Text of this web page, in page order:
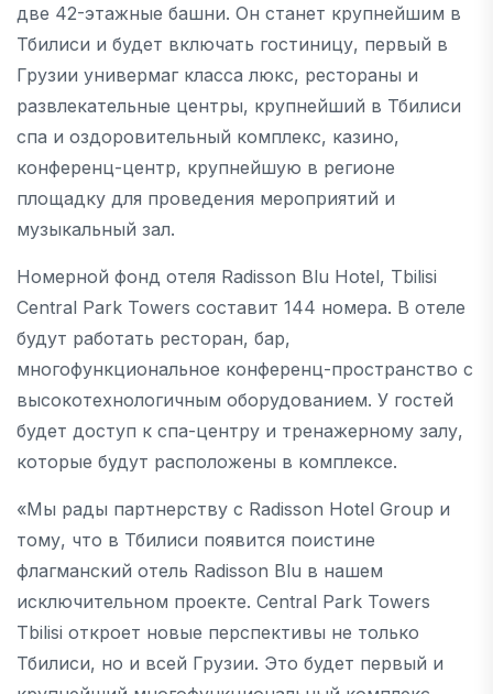
две 42-этажные башни. Он станет крупнейшим в
Тбилиси и будет включать гостиницу, первый в
Грузии универмаг класса люкс, рестораны и
развлекательные центры, крупнейший в Тбилиси
спа и оздоровительный комплекс, казино,
конференц-центр, крупнейшую в регионе
площадку для проведения мероприятий и
музыкальный зал.
Номерной фонд отеля Radisson Blu Hotel, Tbilisi
Central Park Towers составит 144 номера. В отеле
будут работать ресторан, бар,
многофункциональное конференц-пространство с
высокотехнологичным оборудованием. У гостей
будет доступ к спа-центру и тренажерному залу,
которые будут расположены в комплексе.
«Мы рады партнерству с Radisson Hotel Group и
тому, что в Тбилиси появится поистине
флагманский отель Radisson Blu в нашем
исключительном проекте. Central Park Towers
Tbilisi откроет новые перспективы не только
Тбилиси, но и всей Грузии. Это будет первый и